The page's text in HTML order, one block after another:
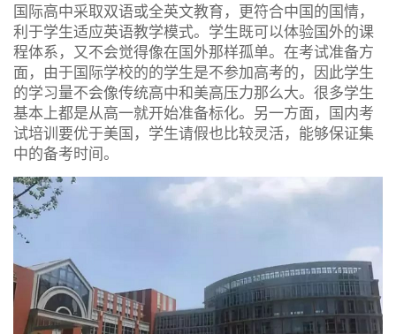
国际高中采取双语或全英文教育，更符合中国的国情，
利于学生适应英语教学模式。学生既可以体验国外的课
程体系，又不会觉得像在国外那样孤单。在考试准备方
面，由于国际学校的的学生是不参加高考的，因此学生
的学习量不会像传统高中和美高压力那么大。很多学生
基本上都是从高一就开始准备标化。另一方面，国内考
试培训要优于美国，学生请假也比较灵活，能够保证集
中的备考时间。